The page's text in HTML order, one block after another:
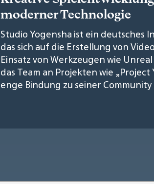
moderner Technologie
Studio Yogensha ist ein deutsches
das sich auf die Erstellung von
Einsatz von Werkzeugen wie
das Team an Projekten wie
enge Bindung zu seiner